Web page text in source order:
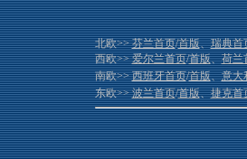
北欧>>芬兰首页/首版、瑞典首
西欧>>爱尔兰首页/首版、荷兰
南欧>>西班牙首页/首版、意大
东欧>>波兰首页/首版、捷克首